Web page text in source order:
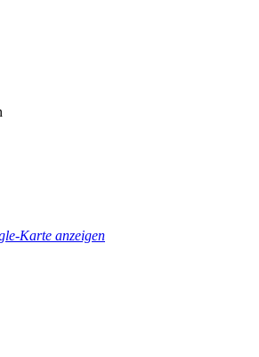
Karte anzeigen